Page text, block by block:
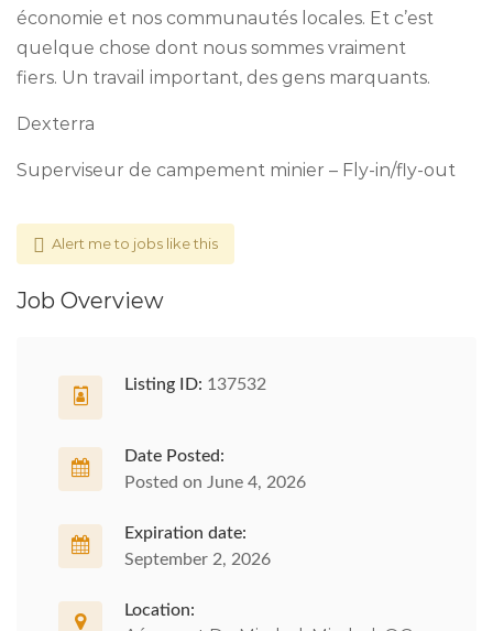
économie et nos communautés locales. Et c’est
quelque chose dont nous sommes vraiment
fiers. Un travail important, des gens marquants.
Dexterra
Superviseur de campement minier – Fly-in/fly-out
Alert me to jobs like this
Job Overview
Listing ID: 137532
Date Posted:
Posted on June 4, 2026
Expiration date:
September 2, 2026
Location: